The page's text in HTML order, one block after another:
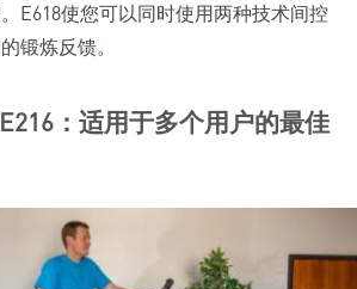
E618使您可以同时使用两种技术间控
锻炼反馈。
：适用于多个用户的最佳